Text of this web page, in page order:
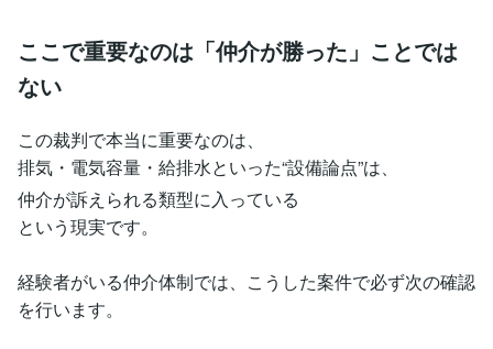
ここで重要なのは「仲介が勝った」ことでは
ない
この裁判で本当に重要なのは、
排気・電気容量・給排水といった“設備論点”は、
仲介が訴えられる類型に入っている
という現実です。
経験者がいる仲介体制では、こうした案件で必ず次の確認
を行います。